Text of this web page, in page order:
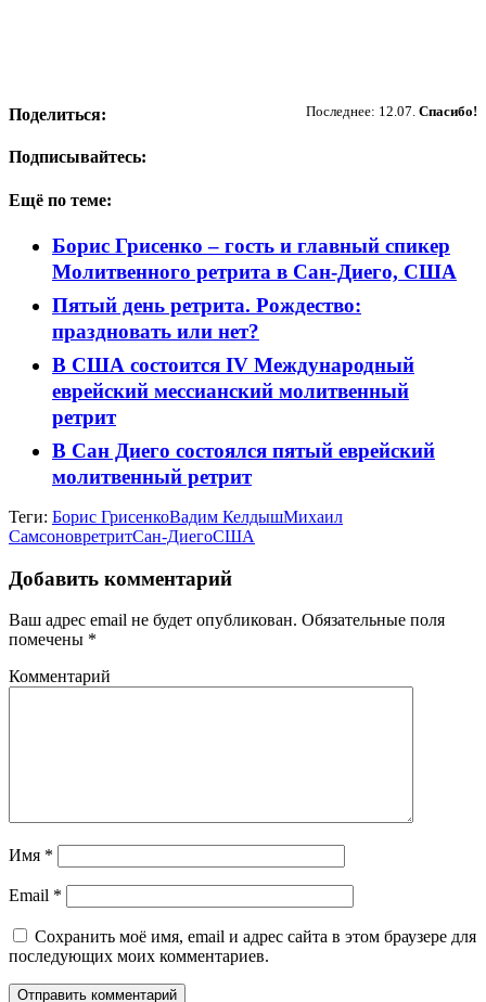
Последнее: 12.07. Спасибо!
Поделиться:
Подписывайтесь:
Ещё по теме:
Борис Грисенко – гость и главный спикер
Молитвенного ретрита в Сан-Диего, США
Пятый день ретрита. Рождество:
праздновать или нет?
В США состоится IV Международный
еврейский мессианский молитвенный
ретрит
В Сан Диего состоялся пятый еврейский
молитвенный ретрит
Теги: Борис ГрисенкоВадим КелдышМихаил
СамсоновретритСан-ДиегоСША
Добавить комментарий
Ваш адрес email не будет опубликован. Обязательные поля
помечены *
Комментарий
Имя *
Email *
Сохранить моё имя, email и адрес сайта в этом браузере для
последующих моих комментариев.